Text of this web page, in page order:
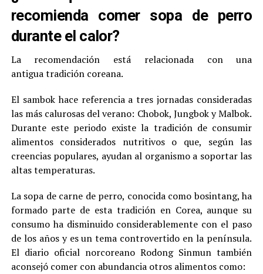
recomienda comer sopa de perro
durante el calor?
La recomendación está relacionada con una
antigua tradición coreana.
El sambok hace referencia a tres jornadas consideradas
las más calurosas del verano: Chobok, Jungbok y Malbok.
Durante este periodo existe la tradición de consumir
alimentos considerados nutritivos o que, según las
creencias populares, ayudan al organismo a soportar las
altas temperaturas.
La sopa de carne de perro, conocida como bosintang, ha
formado parte de esta tradición en Corea, aunque su
consumo ha disminuido considerablemente con el paso
de los años y es un tema controvertido en la península.
El diario oficial norcoreano Rodong Sinmun también
aconsejó comer con abundancia otros alimentos como: